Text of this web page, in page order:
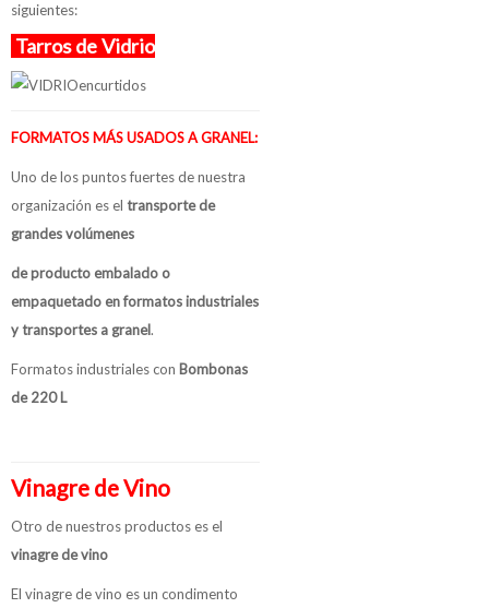
siguientes:
Tarros de Vidrio
FORMATOS MÁS USADOS A GRANEL:
Uno de los puntos fuertes de nuestra
organización es el transporte de
grandes volúmenes
de producto embalado o
empaquetado en formatos industriales
y transportes a granel.
Formatos industriales con Bombonas
de 220 L
Vinagre de Vino
Otro de nuestros productos es el
vinagre de vino
El vinagre de vino es un condimento